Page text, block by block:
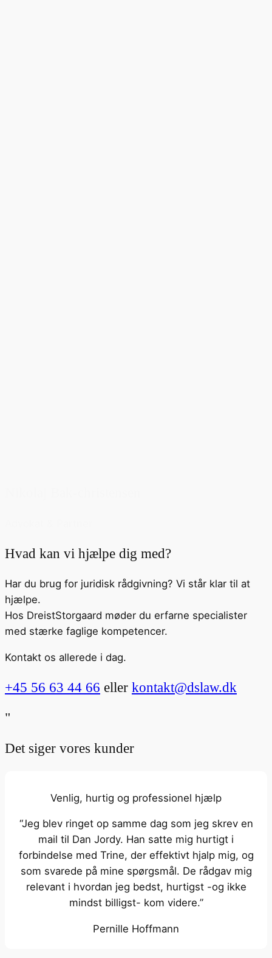
Hvad kan vi hjælpe dig med?
Har du brug for juridisk rådgivning? Vi står klar til at
hjælpe.
Hos DreistStorgaard møder du erfarne specialister
med stærke faglige kompetencer.
Kontakt os allerede i dag.
+45 56 63 44 66 eller kontakt@dslaw.dk
"
Det siger vores kunder
Venlig, hurtig og professionel hjælp
“Jeg blev ringet op samme dag som jeg skrev en
mail til Dan Jordy. Han satte mig hurtigt i
forbindelse med Trine, der effektivt hjalp mig, og
som svarede på mine spørgsmål. De rådgav mig
relevant i hvordan jeg bedst, hurtigst -og ikke
mindst billigst- kom videre.”
Pernille Hoffmann